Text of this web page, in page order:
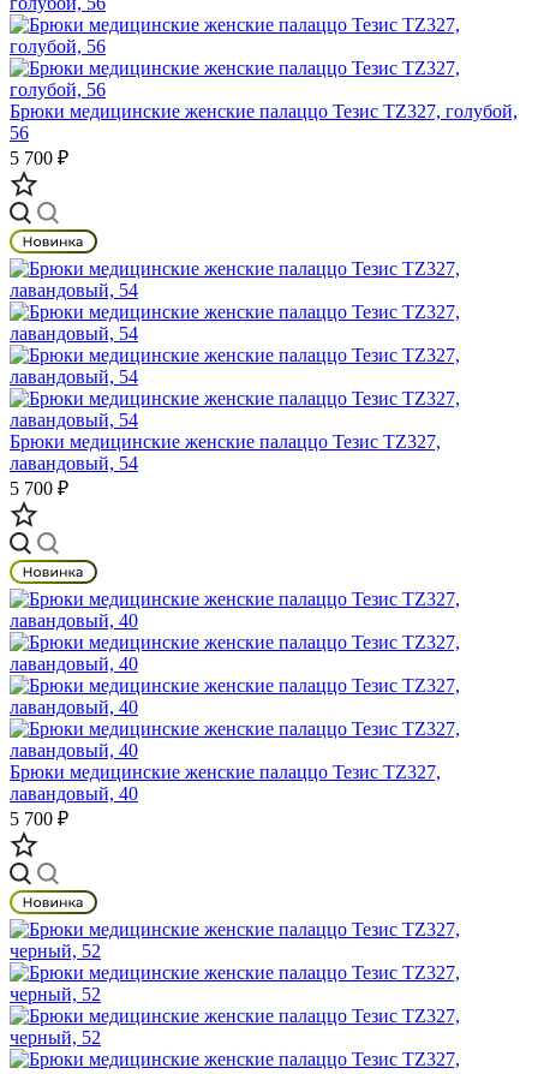
Брюки медицинские женские палаццо Тезис TZ327, голубой,
56
5 700 ₽
Брюки медицинские женские палаццо Тезис TZ327,
лавандовый, 54
5 700 ₽
Брюки медицинские женские палаццо Тезис TZ327,
лавандовый, 40
5 700 ₽